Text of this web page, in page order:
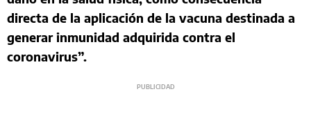
directa de la aplicación de la vacuna destinada a
generar inmunidad adquirida contra el
coronavirus”.